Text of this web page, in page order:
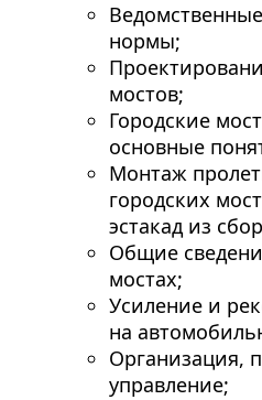
нормы;
мостов;
Городские
основные
Монтаж
городских
эстакад из
Общие
мостах;
Усиление и
на
Организация,
управление;